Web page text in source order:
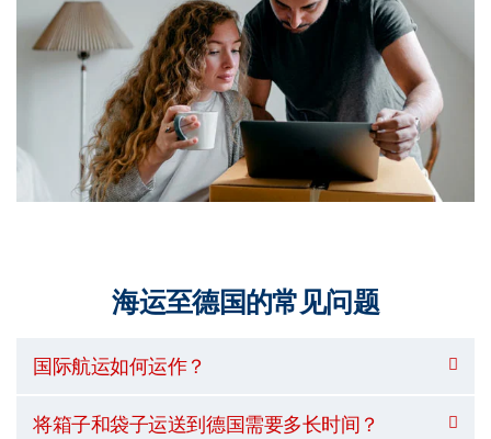
海运至德国的常见问题
国际航运如何运作？
将箱子和袋子运送到德国需要多长时间？